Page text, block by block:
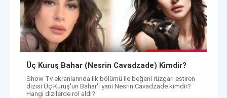
Üç Kuruş Bahar (Nesrin Cavadzade) Kimdir?
Show Tv ekranlarında ilk bölümü ile beğeni rüzgarı estiren
dizisi Üç Kuruş'un Bahar'ı yani Nesrin Cavadzade kimdir?
Hangi dizilerde rol aldı?